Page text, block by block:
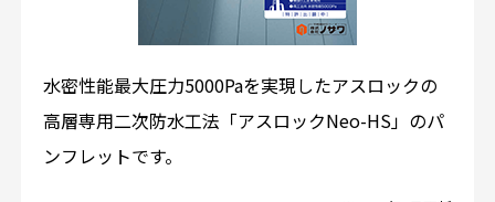
水密性能最大圧力5000Paを実現したアスロックの
高層専用二次防水工法「アスロックNeo-HS」のパ
ンフレットです。